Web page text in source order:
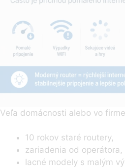
Veľa domácnosti alebo vo
10 rokov staré routery,
zariadenia od operátora,
lacné modely s malým